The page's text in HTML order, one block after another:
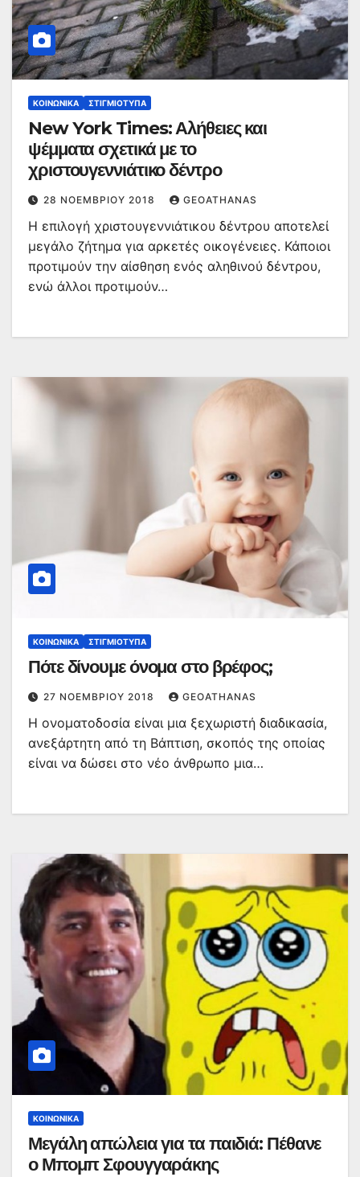
ΚΟΙΝΩΝΙΚΆ ΣΤΙΓΜΙΌΤΥΠΑ
New York Times: Αλήθειες και
ψέμματα σχετικά με το
χριστουγεννιάτικο δέντρο
28 ΝΟΕΜΒΡΊΟΥ 2018 GEOATHANAS
Η επιλογή χριστουγεννιάτικου δέντρου αποτελεί
μεγάλο ζήτημα για αρκετές οικογένειες. Κάποιοι
προτιμούν την αίσθηση ενός αληθινού δέντρου,
ενώ άλλοι προτιμούν…
ΚΟΙΝΩΝΙΚΆ ΣΤΙΓΜΙΌΤΥΠΑ
Πότε δίνουμε όνομα στο βρέφος;
27 ΝΟΕΜΒΡΊΟΥ 2018 GEOATHANAS
Η ονοματοδοσία είναι μια ξεχωριστή διαδικασία,
ανεξάρτητη από τη Βάπτιση, σκοπός της οποίας
είναι να δώσει στο νέο άνθρωπο μια…
ΚΟΙΝΩΝΙΚΆ
Μεγάλη απώλεια για τα παιδιά: Πέθανε
ο Μπομπ Σφουγγαράκης